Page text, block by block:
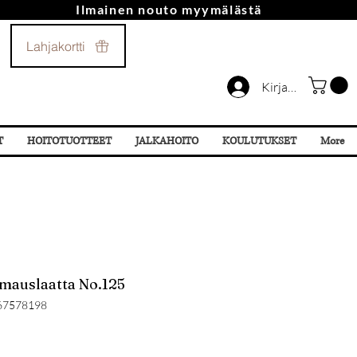
Kirjaudu
Ilmainen nouto myymälästä
Lahjakortti
HOITOTUOTTEET JALKAHOITO KOULUTUKSET More
No.125